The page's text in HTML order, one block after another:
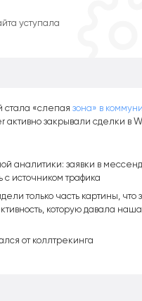
уступала
стала «слепая зона» в
закрывали сделки в
аналитики: заявки в
с источником трафика
только часть картины, что
которую давала наша
от коллтрекинга